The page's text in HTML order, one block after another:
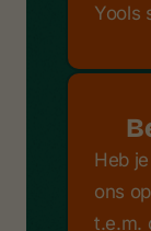
Yools
Heb
ons
t.e.m.